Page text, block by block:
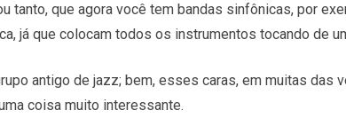
tanto, que agora você tem bandas sinfônicas, por
já que colocam todos os instrumentos tocando de
antigo de jazz; bem, esses caras, em muitas das
coisa muito interessante.